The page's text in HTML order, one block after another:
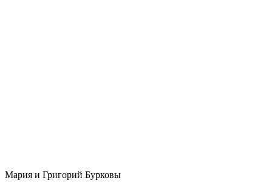
Мария и Григорий Бурковы